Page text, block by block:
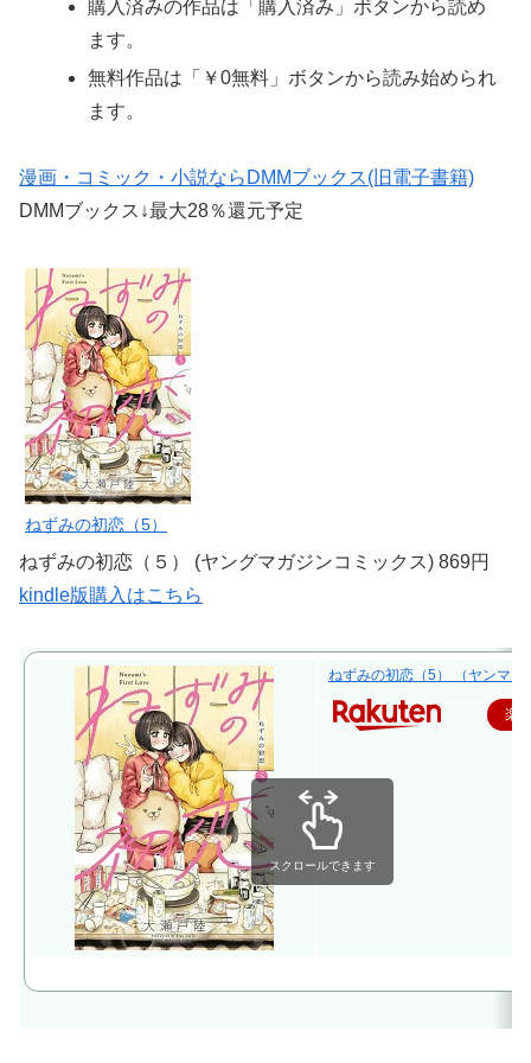
購入済みの作品は「購入済み」ボタンから読め
ます。
無料作品は「￥0無料」ボタンから読み始められ
ます。
漫画・コミック・小説ならDMMブックス(旧電子書籍)
DMMブックス↓最大28％還元予定
ねずみの初恋（5）
ねずみの初恋（５） (ヤングマガジンコミックス) 869円
kindle版購入はこちら
ねずみの初恋（5） （ヤンマガ
楽
スクロールできます